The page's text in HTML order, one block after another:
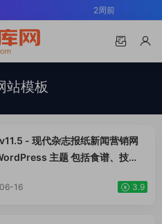
2周前
Mail SMTP
邮件插
Pro
/v3.33.2
v3.30.0 /
/ v3.28.x
网站构建器
Pro
/v3.33.2
v3.30.0 /
/ v3.28.x
4周前
Pro
/v3.33.2
v3.30.0 /
4周前
1天前
站模板
- 现代杂志报纸新闻营销网
主题 包括食谱、技
方式、游戏、投资组合、免费赠
16 3.9